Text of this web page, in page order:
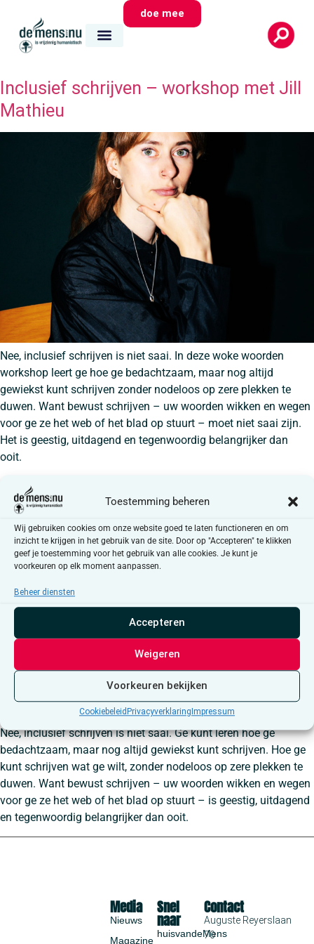
Toestemming beheren
Wij gebruiken cookies om onze website goed te laten functioneren en om
inzicht te krijgen in het gebruik van de site. Door op "Accepteren" te klikken
geef je toestemming voor het gebruik van alle cookies. Je kunt je
voorkeuren op elk moment aanpassen.
Beheer diensten
Accepteren
Weigeren
Voorkeuren bekijken
Cookiebeleid Privacyverklaring Impressum
doe mee
Inclusief schrijven – workshop met Jill
Mathieu
Nee, inclusief schrijven is niet saai. In deze woke woorden
workshop leert ge hoe ge bedachtzaam, maar nog altijd
gewiekst kunt schrijven zonder nodeloos op zere plekken te
duwen. Want bewust schrijven – uw woorden wikken en wegen
voor ge ze het web of het blad op stuurt – moet niet saai zijn.
Het is geestig, uitdagend en tegenwoordig belangrijker dan
ooit.
Inclusief schrijven – worDshop
Nee, inclusief schrijven is niet saai. Ge kunt leren hoe ge
bedachtzaam, maar nog altijd gewiekst kunt schrijven. Hoe ge
kunt schrijven wat ge wilt, zonder nodeloos op zere plekken te
duwen. Want bewust schrijven – uw woorden wikken en wegen
voor ge ze het web of het blad op stuurt – is geestig, uitdagend
en tegenwoordig belangrijker dan ooit.
Snel
naar
huisvandeMens
Media
Nieuws
Magazine
Contact
Auguste Reyerslaan
70